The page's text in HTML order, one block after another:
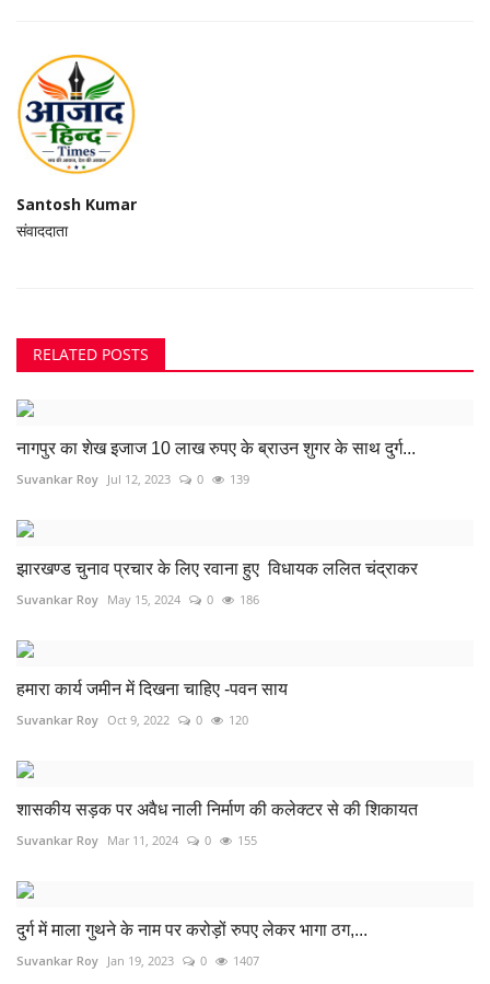
Santosh Kumar
संवाददाता
RELATED POSTS
नागपुर का शेख इजाज 10 लाख रुपए के ब्राउन शुगर के साथ दुर्ग...
Suvankar Roy Jul 12, 2023 0 139
झारखण्ड चुनाव प्रचार के लिए रवाना हुए विधायक ललित चंद्राकर
Suvankar Roy May 15, 2024 0 186
हमारा कार्य जमीन में दिखना चाहिए -पवन साय
Suvankar Roy Oct 9, 2022 0 120
शासकीय सड़क पर अवैध नाली निर्माण की कलेक्टर से की शिकायत
Suvankar Roy Mar 11, 2024 0 155
दुर्ग में माला गुथने के नाम पर करोड़ों रुपए लेकर भागा ठग,...
Suvankar Roy Jan 19, 2023 0 1407